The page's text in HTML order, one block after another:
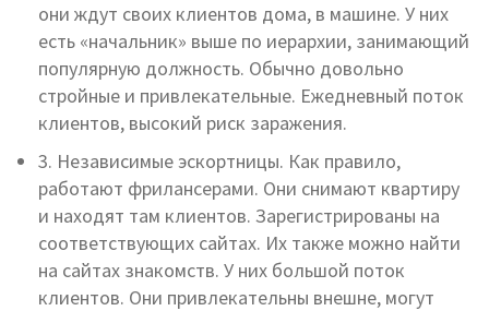
они ждут своих клиентов дома, в машине. У них
есть «начальник» выше по иерархии, занимающий
популярную должность. Обычно довольно
стройные и привлекательные. Ежедневный поток
клиентов, высокий риск заражения.
3. Независимые эскортницы. Как правило,
работают фрилансерами. Они снимают квартиру
и находят там клиентов. Зарегистрированы на
соответствующих сайтах. Их также можно найти
на сайтах знакомств. У них большой поток
клиентов. Они привлекательны внешне, могут